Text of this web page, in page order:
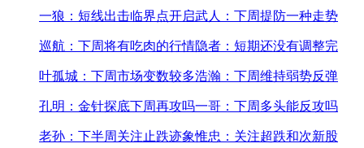
一狼：短线出击临界点开启武人：下周提防一种走势
巡航：下周将有吃肉的行情隐者：短期还没有调整完
叶孤城：下周市场变数较多浩瀚：下周维持弱势反弹
孔明：金针探底下周再攻吗一哥：下周多头能反攻吗
老孙：下半周关注止跌迹象惟忠：关注超跌和次新股